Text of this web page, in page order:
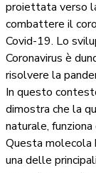
proiettata verso
combattere il
Covid-19. Lo
Coronavirus è
risolvere la
In questo
dimostra che la
naturale,
Questa molecola
una delle